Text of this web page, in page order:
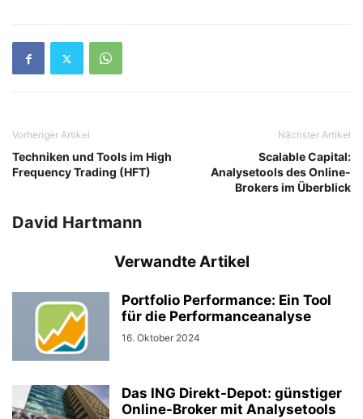
Vorheriger Artikel
Techniken und Tools im High
Frequency Trading (HFT)
Nächster Artikel
Scalable Capital:
Analysetools des Online-
Brokers im Überblick
David Hartmann
Verwandte Artikel
Portfolio Performance: Ein Tool
für die Performanceanalyse
16. Oktober 2024
Das ING Direkt-Depot: günstiger
Online-Broker mit Analysetools